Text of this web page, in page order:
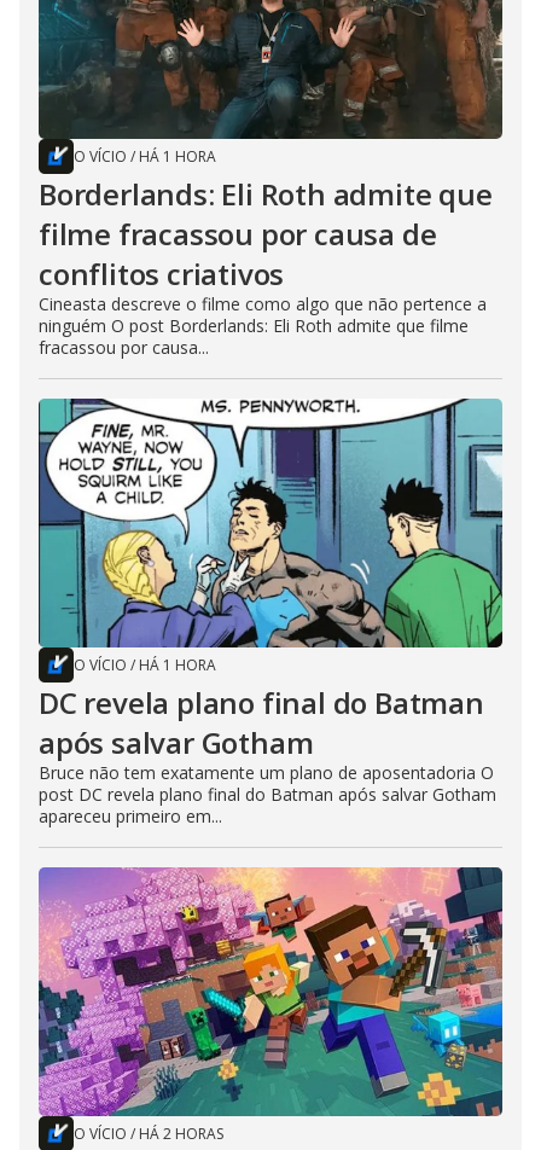
O VÍCIO / HÁ 1 HORA
Borderlands: Eli Roth admite que
filme fracassou por causa de
conflitos criativos
Cineasta descreve o filme como algo que não pertence a
ninguém O post Borderlands: Eli Roth admite que filme
fracassou por causa...
O VÍCIO / HÁ 1 HORA
DC revela plano final do Batman
após salvar Gotham
Bruce não tem exatamente um plano de aposentadoria O
post DC revela plano final do Batman após salvar Gotham
apareceu primeiro em...
O VÍCIO / HÁ 2 HORAS